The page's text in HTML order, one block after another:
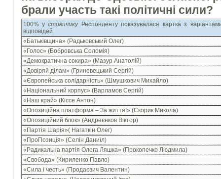
брали участь такі політичні сили?
100% устовпчику
Респонденту показувалася картка з
відповідей
«Батьківщина» (Радьковський Олег)
«Голос» (Бобровська Соломія)
«Демократична сокира» (Мазур Анатолій)
«Довіряй ділам» (Гриневецький Сергій)
«Європейська солідарність» (Шмушкович Михайло)
«Національний корпус» (Варламов Сергій)
«Наш край» (Кіссе Антон)
«Опозиційна платформа – За життя!» (Скорик Микола)
«Опозиційний блок» (Андреєнков Віктор)
«Партія Шарія»( Нагаткін Олег)
«ПроПозиція» (Селін Даниїл)
«Радикальна партія Олега Ляшка» (Прокопечко Людмила)
«Свобода» (Кириленко Павло)
«Сила і честь» (Продаєвич Валентин)